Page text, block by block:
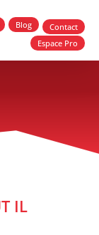
Blog
Contact
Espace Pro
IL